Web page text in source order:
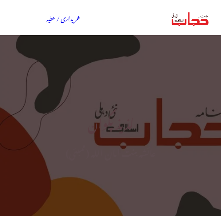
خریداری / عطیہ
لذیذ پکوان
عائشہ بنت امان اللہ (ممبئی)